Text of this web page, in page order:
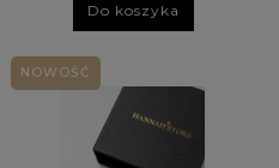
Do koszyka
NOWOŚĆ